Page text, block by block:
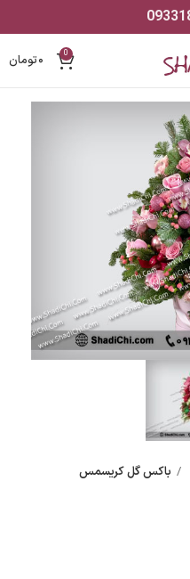
0 ۰تومان
باکس گل کریسمس